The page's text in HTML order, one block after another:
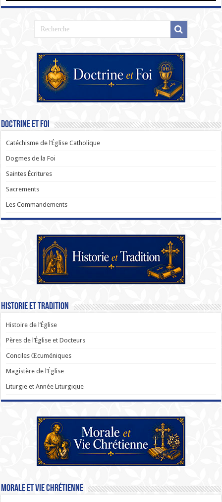
Doctrine et Foi
Catéchisme de l’Église Catholique
Dogmes de la Foi
Saintes Écritures
Sacrements
Les Commandements
Historie et Tradition
Histoire de l’Église
Pères de l’Église et Docteurs
Conciles Œcuméniques
Magistère de l’Église
Liturgie et Année Liturgique
Morale et Vie Chrétienne